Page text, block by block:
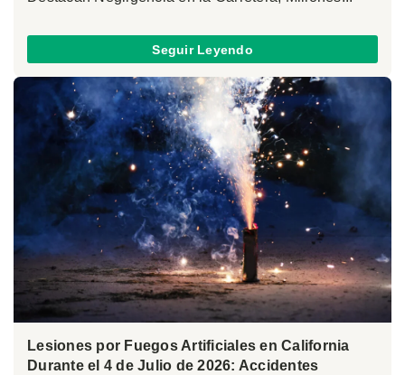
Seguir Leyendo
Lesiones por Fuegos Artificiales en California
Durante el 4 de Julio de 2026: Accidentes